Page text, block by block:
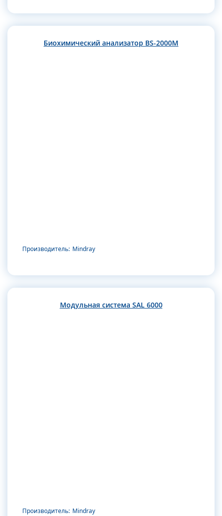
Биохимический анализатор BS-2000M
Производитель: Mindray
Модульная система SAL 6000
Производитель: Mindray